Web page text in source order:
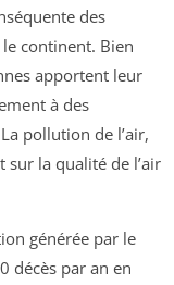
des
le continent. Bien
apportent leur
à des
pollution de l’air,
sur la qualité de l’air
générée par le
décès par an en